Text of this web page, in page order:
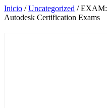
Inicio /Uncategorized / EXAM:
Autodesk Certification Exams